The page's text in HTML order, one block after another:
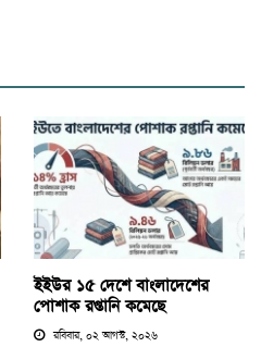
ইইউর ১৫ দেশে বাংলাদেশের
পোশাক রপ্তানি কমেছে
রবিবার, ০২ আগস্ট, ২০২৬